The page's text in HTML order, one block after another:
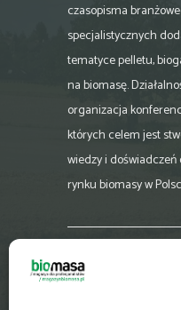
czasopisma
specjalistycznych
tematyce pelletu,
na biomasę.
organizacja
których celem jest
wiedzy i
rynku biomasy w